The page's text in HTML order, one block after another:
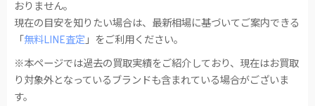
おりません。
現在の目安を知りたい場合は、最新相場に基づいてご案内できる
「 無料LINE査定」をご利用ください。
※本ページでは過去の買取実績をご紹介しており、現在はお買取
り対象外となっているブランドも含まれている場合がございま
す。